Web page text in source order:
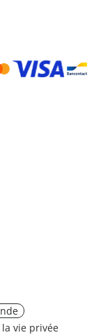
vie privée